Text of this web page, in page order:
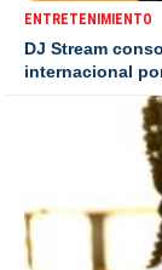
ENTRETENIMIENTO
DJ Stream
internacional